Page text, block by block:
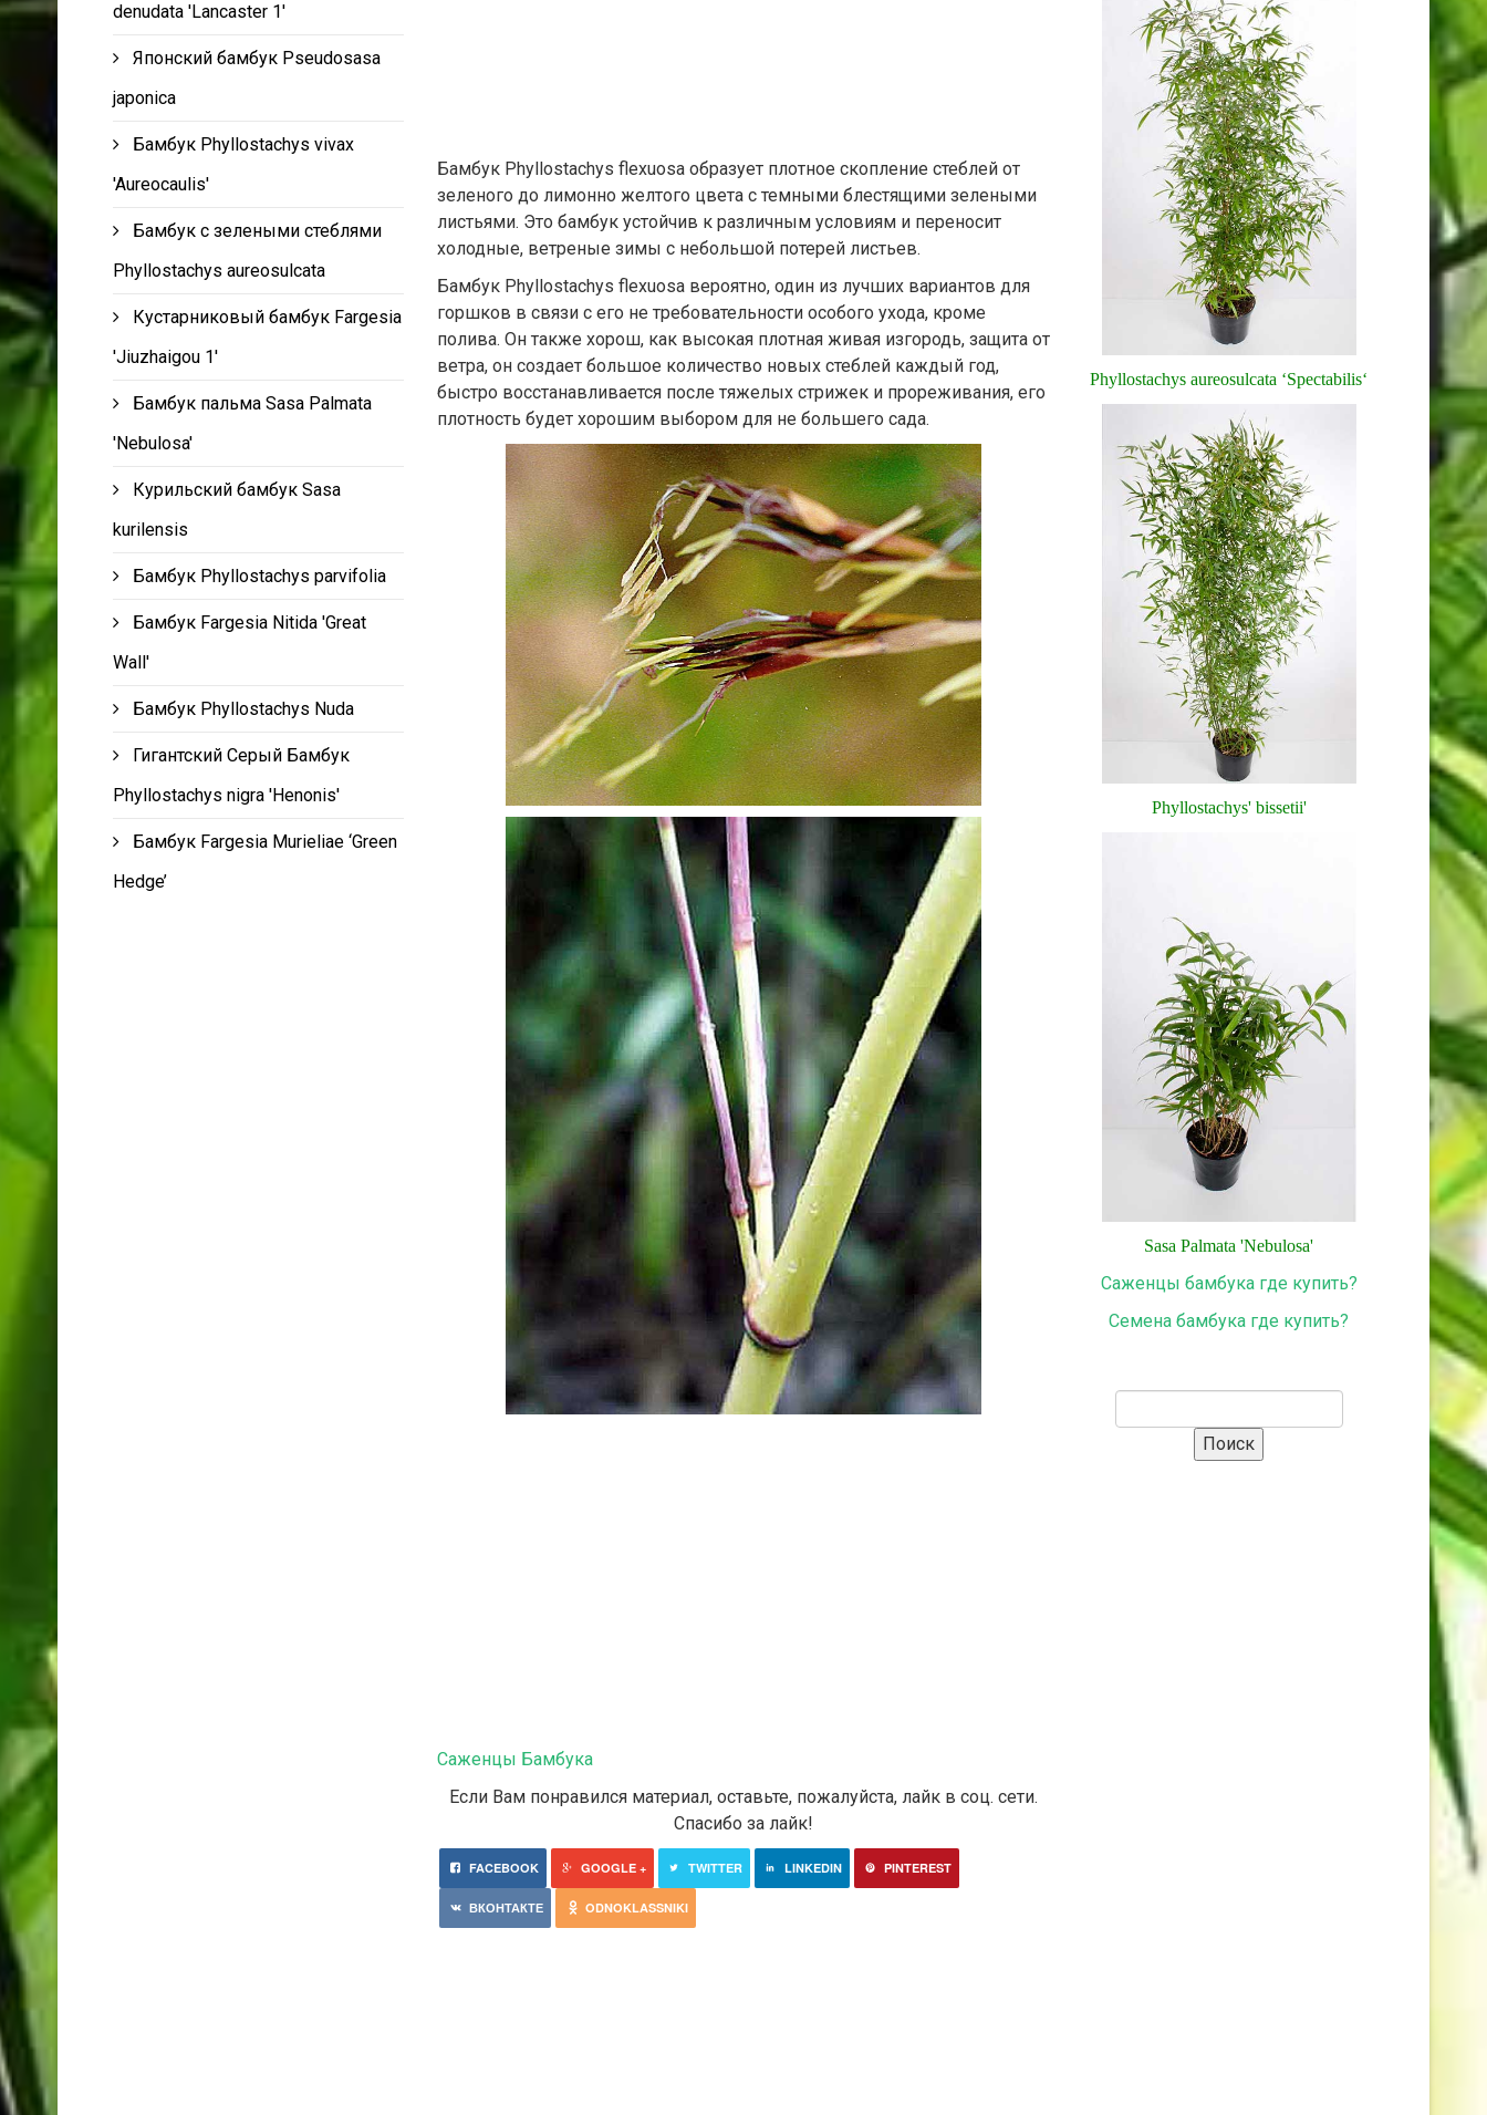
denudata 'Lancaster 1'
Японский бамбук Pseudosasa
japonica
Бамбук Phyllostachys vivax
'Aureocaulis'
Бамбук с зелеными стеблями
Phyllostachys aureosulcata
Кустарниковый бамбук Fargesia
'Jiuzhaigou 1'
Бамбук пальма Sasa Palmata
'Nebulosa'
Курильский бамбук Sasa
kurilensis
Бамбук Phyllostachys parvifolia
Бамбук Fargesia Nitida 'Great
Wall'
Бамбук Phyllostachys Nuda
Гигантский Серый Бамбук
Phyllostachys nigra 'Henonis'
Бамбук Fargesia Murieliae ‘Green
Hedge’
Бамбук Phyllostachys flexuosa образует плотное скопление стеблей от
зеленого до лимонно желтого цвета с темными блестящими зелеными
листьями. Это бамбук устойчив к различным условиям и переносит
холодные, ветреные зимы с небольшой потерей листьев.
Бамбук Phyllostachys flexuosa вероятно, один из лучших вариантов для
горшков в связи с его не требовательности особого ухода, кроме
полива. Он также хорош, как высокая плотная живая изгородь, защита от
ветра, он создает большое количество новых стеблей каждый год,
быстро восстанавливается после тяжелых стрижек и прореживания, его
плотность будет хорошим выбором для не большего сада.
Саженцы Бамбука
Если Вам понравился материал, оставьте, пожалуйста, лайк в соц. сети.
Спасибо за лайк!
FACEBOOK GOOGLE + TWITTER LINKEDIN PINTEREST
ВКОНТАКТЕ ODNOKLASSNIKI
Phyllostachys aureosulcata ‘Spectabilis‘
Phyllostachys' bissetii'
Sasa Palmata 'Nebulosa'
Саженцы бамбука где купить?
Семена бамбука где купить?